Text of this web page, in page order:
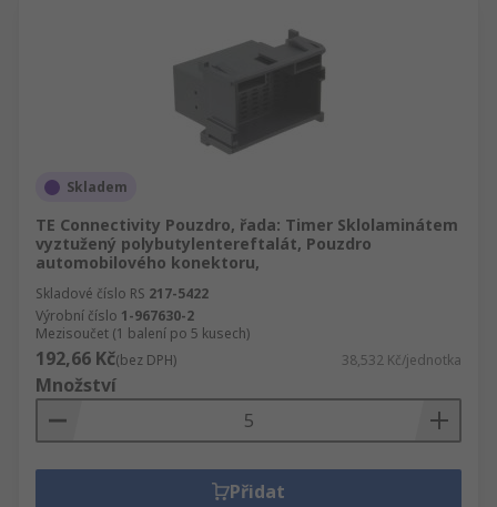
Skladem
TE Connectivity Pouzdro, řada: Timer Sklolaminátem
vyztužený polybutylentereftalát, Pouzdro
automobilového konektoru,
Skladové číslo RS 217-5422
Výrobní číslo 1-967630-2
Mezisoučet (1 balení po 5 kusech)
192,66 Kč(bez DPH) 38,532 Kč/jednotka
Množství
Přidat